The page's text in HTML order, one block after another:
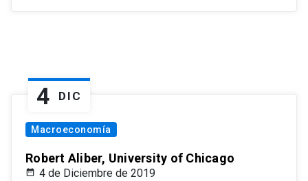
4 DIC
Macroeconomía
Robert Aliber, University of Chicago
4 de Diciembre de 2019